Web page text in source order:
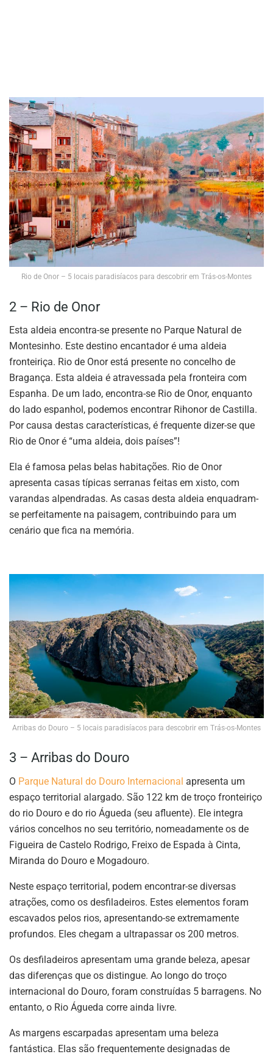
Rio de Onor – 5 locais paradisíacos para descobrir em Trás-os-Montes
2 – Rio de Onor
Esta aldeia encontra-se presente no Parque Natural de
Montesinho. Este destino encantador é uma aldeia
fronteiriça. Rio de Onor está presente no concelho de
Bragança. Esta aldeia é atravessada pela fronteira com
Espanha. De um lado, encontra-se Rio de Onor, enquanto
do lado espanhol, podemos encontrar Rihonor de Castilla.
Por causa destas características, é frequente dizer-se que
Rio de Onor é “uma aldeia, dois países”!
Ela é famosa pelas belas habitações. Rio de Onor
apresenta casas típicas serranas feitas em xisto, com
varandas alpendradas. As casas desta aldeia enquadram-
se perfeitamente na paisagem, contribuindo para um
cenário que fica na memória.
Arribas do Douro – 5 locais paradisíacos para descobrir em Trás-os-Montes
3 – Arribas do Douro
O Parque Natural do Douro Internacional apresenta um
espaço territorial alargado. São 122 km de troço fronteiriço
do rio Douro e do rio Águeda (seu afluente). Ele integra
vários concelhos no seu território, nomeadamente os de
Figueira de Castelo Rodrigo, Freixo de Espada à Cinta,
Miranda do Douro e Mogadouro.
Neste espaço territorial, podem encontrar-se diversas
atrações, como os desfiladeiros. Estes elementos foram
escavados pelos rios, apresentando-se extremamente
profundos. Eles chegam a ultrapassar os 200 metros.
Os desfiladeiros apresentam uma grande beleza, apesar
das diferenças que os distingue. Ao longo do troço
internacional do Douro, foram construídas 5 barragens. No
entanto, o Rio Águeda corre ainda livre.
As margens escarpadas apresentam uma beleza
fantástica. Elas são frequentemente designadas de